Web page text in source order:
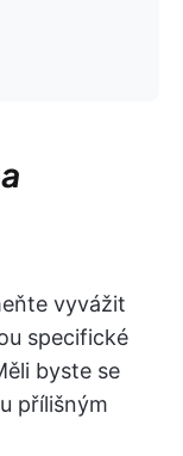
vyvážit
specifické
byste se
přílišným